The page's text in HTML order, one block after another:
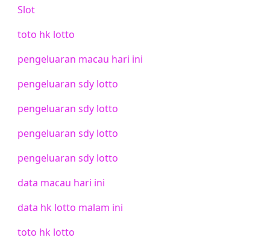
Slot
toto hk lotto
pengeluaran macau hari ini
pengeluaran sdy lotto
pengeluaran sdy lotto
pengeluaran sdy lotto
pengeluaran sdy lotto
data macau hari ini
data hk lotto malam ini
toto hk lotto